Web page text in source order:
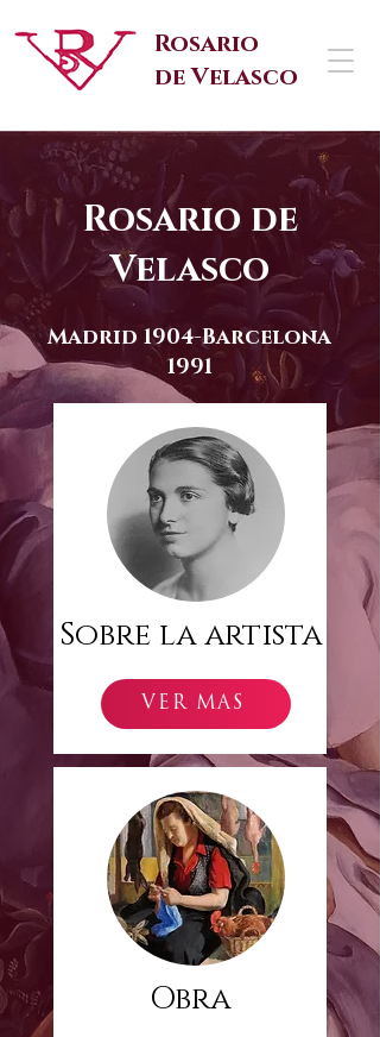
Rosario
de Velasco
Rosario de
Velasco
Madrid 1904-Barcelona
1991
Sobre la artista
VER MÁS
Obra